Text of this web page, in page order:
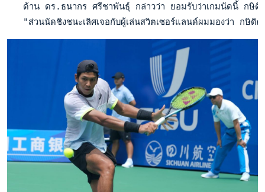
ด้าน ดร.ธนากร ศรีชาพันธุ์ กล่าวว่า ยอมรับว่าเกมนัดนี้ กษิ
"ส่วนนัดชิงชนะเลิศเจอกับผู้เล่นสวิตเซอร์แลนด์ผมมองว่า กษิดิ